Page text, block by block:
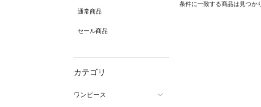
通常商品
セール商品
カテゴリ
ワンピース
条件に一致する商品は見つか